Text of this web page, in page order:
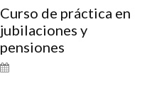
Curso de práctica en
jubilaciones y
pensiones